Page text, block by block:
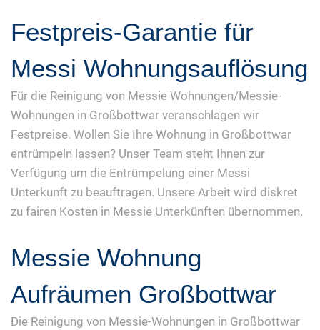
Festpreis-Garantie für
Messi Wohnungsauflösung
Für die Reinigung von Messie Wohnungen/Messie-
Wohnungen in Großbottwar veranschlagen wir
Festpreise. Wollen Sie Ihre Wohnung in Großbottwar
entrümpeln lassen? Unser Team steht Ihnen zur
Verfügung um die Entrümpelung einer Messi
Unterkunft zu beauftragen. Unsere Arbeit wird diskret
zu fairen Kosten in Messie Unterkünften übernommen.
Messie Wohnung
Aufräumen Großbottwar
Die Reinigung von Messie-Wohnungen in Großbottwar